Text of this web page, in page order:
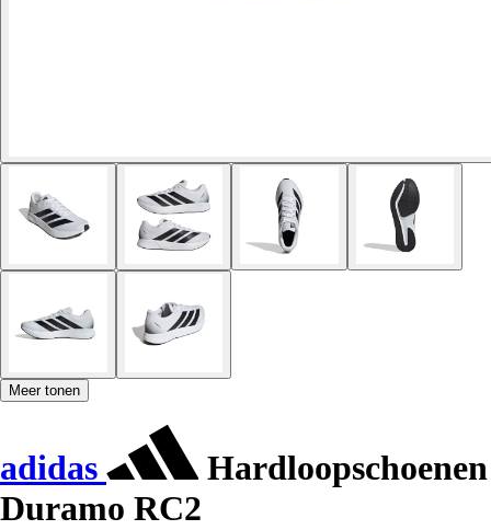
Meer tonen
adidas
Hardloopschoenen
Duramo RC2